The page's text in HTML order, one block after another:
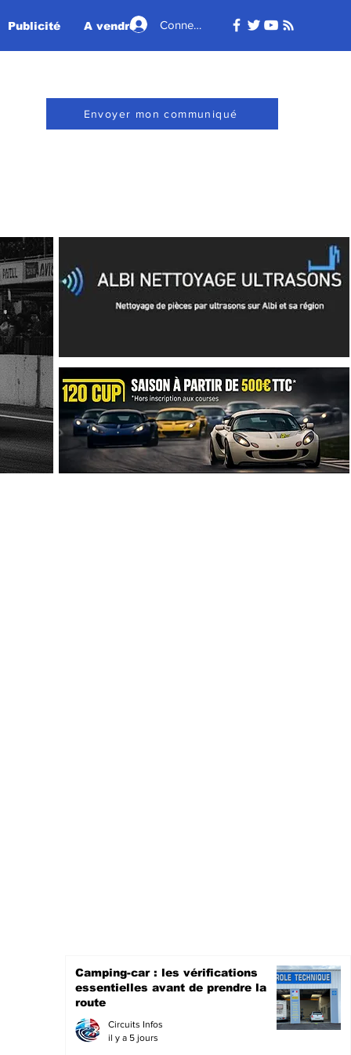
Publicité A vendre - A louer
Connexion
Envoyer mon communiqué
Camping-car : les vérifications
essentielles avant de prendre la
route
Circuits Infos
il y a 5 jours